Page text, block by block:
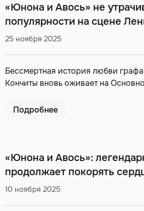
«Юнона и Авось» не
популярности на сцене
25 ноября 2025
Бессмертная история любви
Кончиты вновь оживает на
Подробнее
«Юнона и Авось»:
продолжает покорять
10 ноября 2025